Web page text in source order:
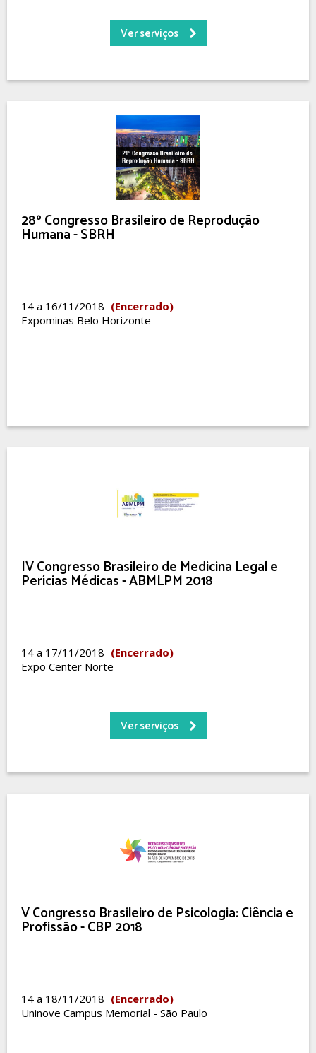
Ver serviços
28º Congresso Brasileiro de Reprodução
Humana - SBRH
14 a 16/11/2018 (Encerrado)
Expominas Belo Horizonte
IV Congresso Brasileiro de Medicina Legal e
Perícias Médicas - ABMLPM 2018
14 a 17/11/2018 (Encerrado)
Expo Center Norte
Ver serviços
V Congresso Brasileiro de Psicologia: Ciência e
Profissão - CBP 2018
14 a 18/11/2018 (Encerrado)
Uninove Campus Memorial - São Paulo